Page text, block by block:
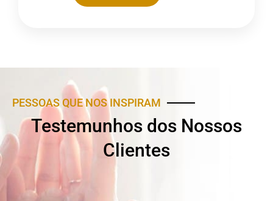
PESSOAS QUE NOS INSPIRAM
Testemunhos dos Nossos
Clientes